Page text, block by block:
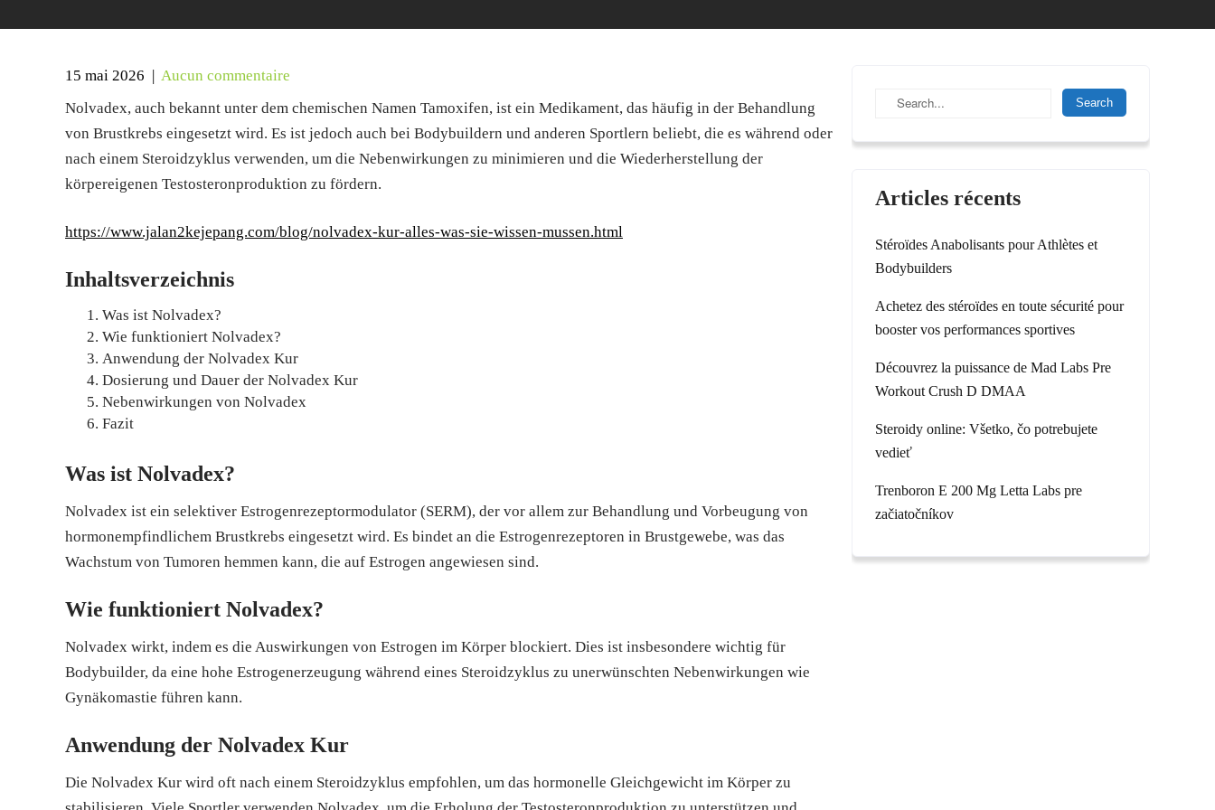
15 mai 2026 | Aucun commentaire
Nolvadex, auch bekannt unter dem chemischen Namen Tamoxifen, ist ein Medikament, das häufig in der Behandlung
von Brustkrebs eingesetzt wird. Es ist jedoch auch bei Bodybuildern und anderen Sportlern beliebt, die es während oder
nach einem Steroidzyklus verwenden, um die Nebenwirkungen zu minimieren und die Wiederherstellung der
körpereigenen Testosteronproduktion zu fördern.
https://www.jalan2kejepang.com/blog/nolvadex-kur-alles-was-sie-wissen-mussen.html
Inhaltsverzeichnis
Was ist Nolvadex?
Wie funktioniert Nolvadex?
Anwendung der Nolvadex Kur
Dosierung und Dauer der Nolvadex Kur
Nebenwirkungen von Nolvadex
Fazit
Was ist Nolvadex?
Nolvadex ist ein selektiver Estrogenrezeptormodulator (SERM), der vor allem zur Behandlung und Vorbeugung von
hormonempfindlichem Brustkrebs eingesetzt wird. Es bindet an die Estrogenrezeptoren in Brustgewebe, was das
Wachstum von Tumoren hemmen kann, die auf Estrogen angewiesen sind.
Wie funktioniert Nolvadex?
Nolvadex wirkt, indem es die Auswirkungen von Estrogen im Körper blockiert. Dies ist insbesondere wichtig für
Bodybuilder, da eine hohe Estrogenerzeugung während eines Steroidzyklus zu unerwünschten Nebenwirkungen wie
Gynäkomastie führen kann.
Anwendung der Nolvadex Kur
Die Nolvadex Kur wird oft nach einem Steroidzyklus empfohlen, um das hormonelle Gleichgewicht im Körper zu
Articles récents
Stéroïdes Anabolisants pour Athlètes et
Bodybuilders
Achetez des stéroïdes en toute sécurité pour
booster vos performances sportives
Découvrez la puissance de Mad Labs Pre
Workout Crush D DMAA
Steroidy online: Všetko, čo potrebujete
vedieť
Trenboron E 200 Mg Letta Labs pre
začiatočníkov